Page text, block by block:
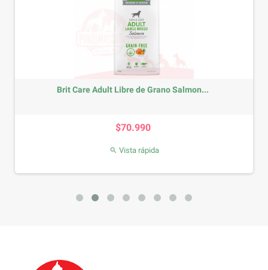
Brit Care Adult Libre de Grano Salmon...
$70.990
 Vista rápida